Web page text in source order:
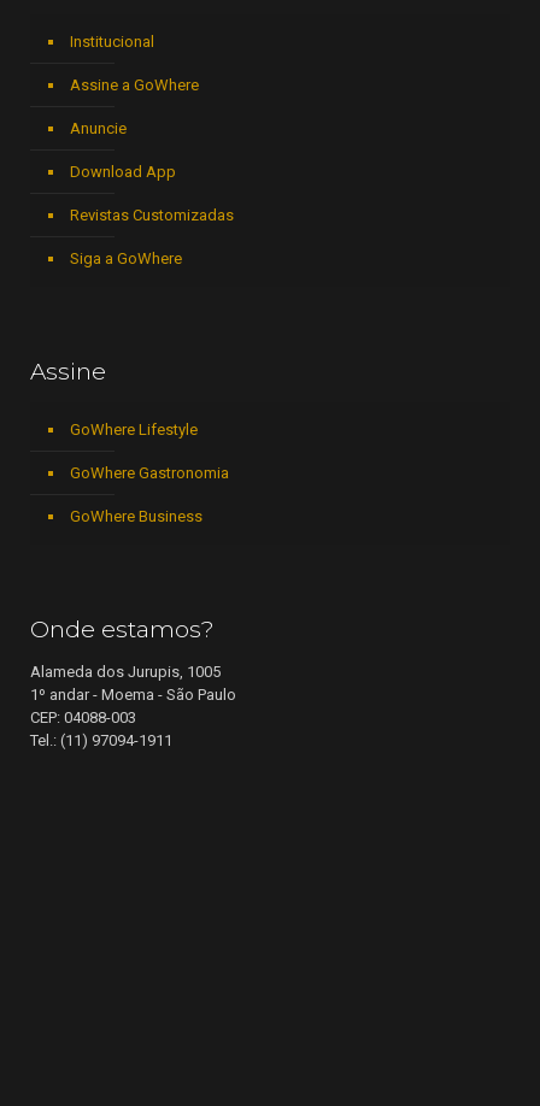
Institucional
Assine a GoWhere
Anuncie
Download App
Revistas Customizadas
Siga a GoWhere
Assine
GoWhere Lifestyle
GoWhere Gastronomia
GoWhere Business
Onde estamos?
Alameda dos Jurupis, 1005
1º andar - Moema - São Paulo
CEP: 04088-003
Tel.: (11) 97094-1911